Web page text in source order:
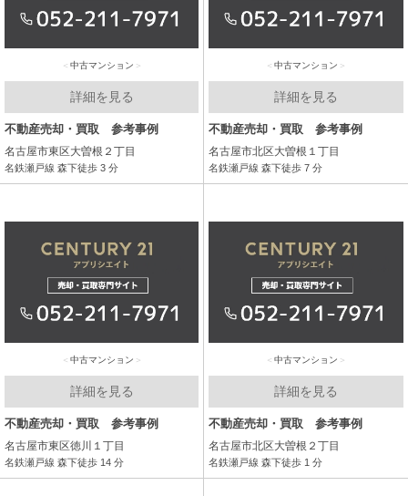
中古マンション
詳細を見る
不動産売却・買取 参考事例
名古屋市東区大曽根２丁目
名鉄瀬戸線 森下徒歩 3 分
中古マンション
詳細を見る
不動産売却・買取 参考事例
名古屋市北区大曽根１丁目
名鉄瀬戸線 森下徒歩 7 分
中古マンション
詳細を見る
不動産売却・買取 参考事例
名古屋市東区徳川１丁目
名鉄瀬戸線 森下徒歩 14 分
中古マンション
詳細を見る
不動産売却・買取 参考事例
名古屋市北区大曽根２丁目
名鉄瀬戸線 森下徒歩 1 分